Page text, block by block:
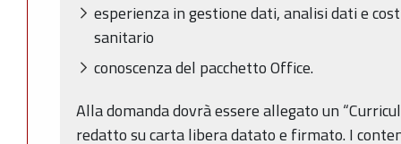
esperienza in gestione dati, analisi dati e
sanitario
conoscenza del pacchetto Office.
Alla domanda dovrà essere allegato un
redatto su carta libera datato e firmato. I